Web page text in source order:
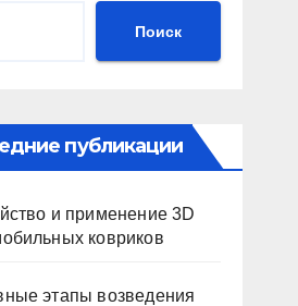
Поиск
публикации
и применение 3D
ковриков
этапы возведения